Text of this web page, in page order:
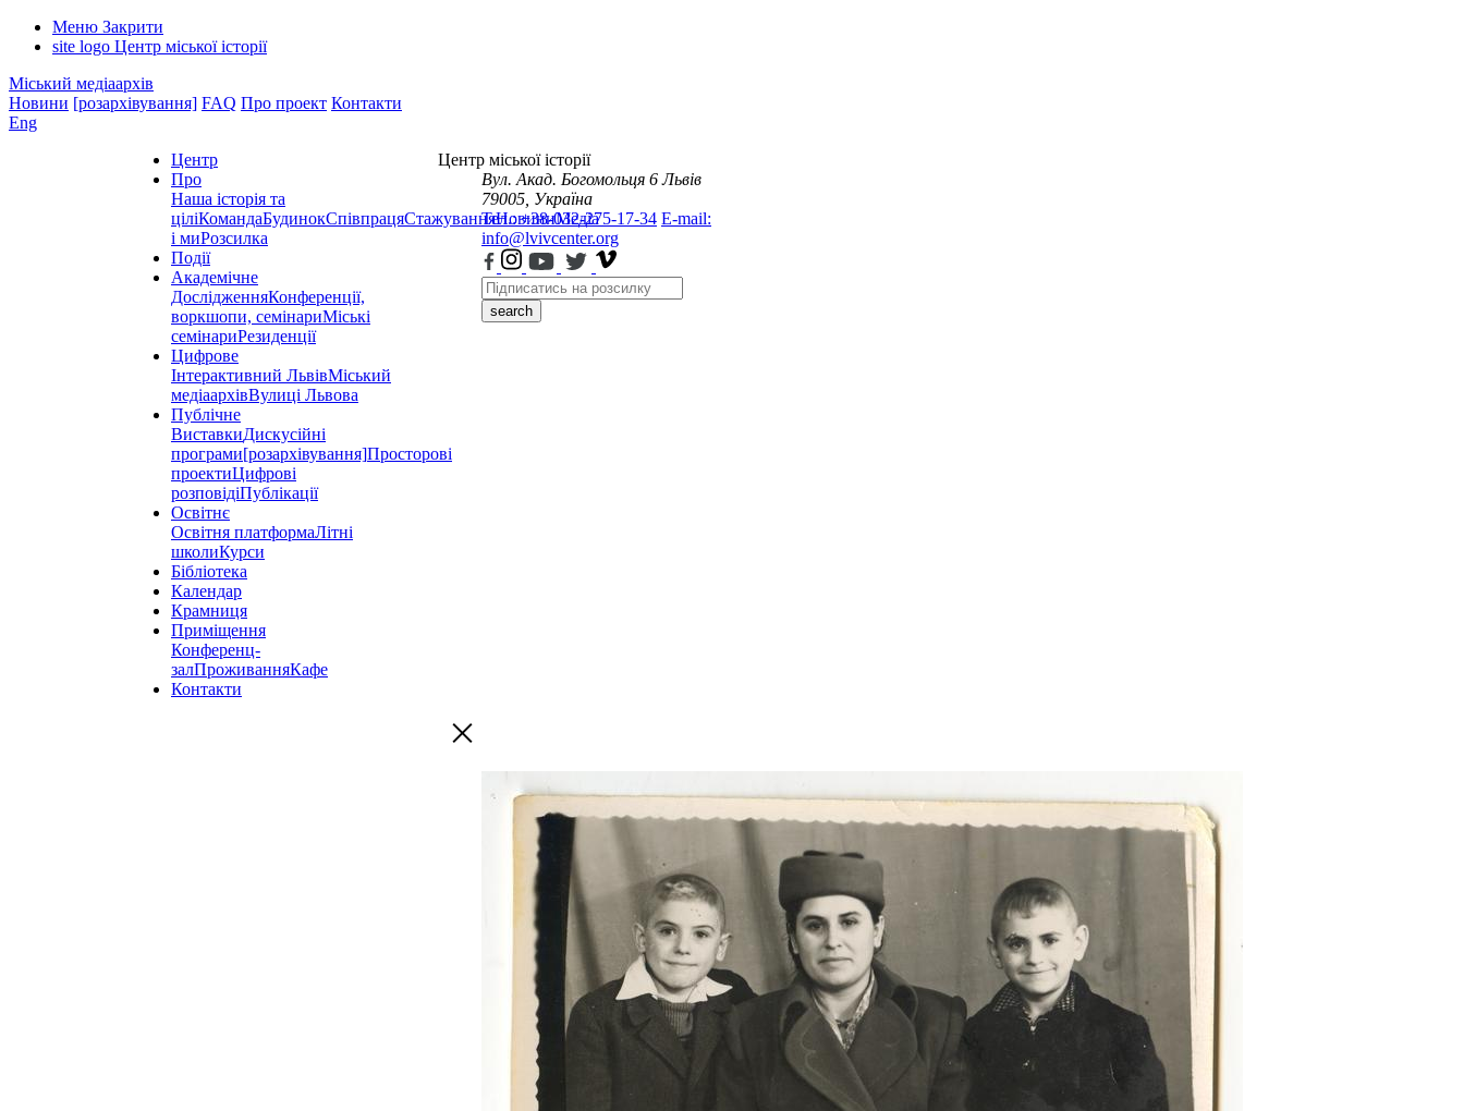
Меню Закрити
site logo Центр міської історії
Міський медіаархів
Новини [розархівування] FAQ Про проект Контакти
Eng
Центр
Про
Наша історія та
ціліКомандаБудинокСпівпрацяСтажуванняНовиниМедіа
і миРозсилка
Події
Академічне
ДослідженняКонференції,
воркшопи, семінариМіські
семінариРезиденції
Цифрове
Інтерактивний ЛьвівМіський
медіаархівВулиці Львова
Публічне
ВиставкиДискусійні
програми[розархівування]Просторові
проектиЦифрові
розповідіПублікації
Освітнє
Освітня платформаЛітні
школиКурси
Бібліотека
Календар
Крамниця
Приміщення
Конференц-
залПроживанняКафе
Контакти
Центр міської історії
Вул. Акад. Богомольця 6 Львів
79005, Україна
Тел.: +38-032-275-17-34 E-mail:
info@lvivcenter.org
search